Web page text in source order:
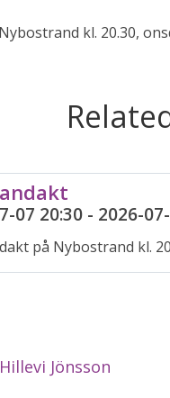
kl. 20.30,
07 20:30 - 2026-
på Nybostrand kl.
Jönsson